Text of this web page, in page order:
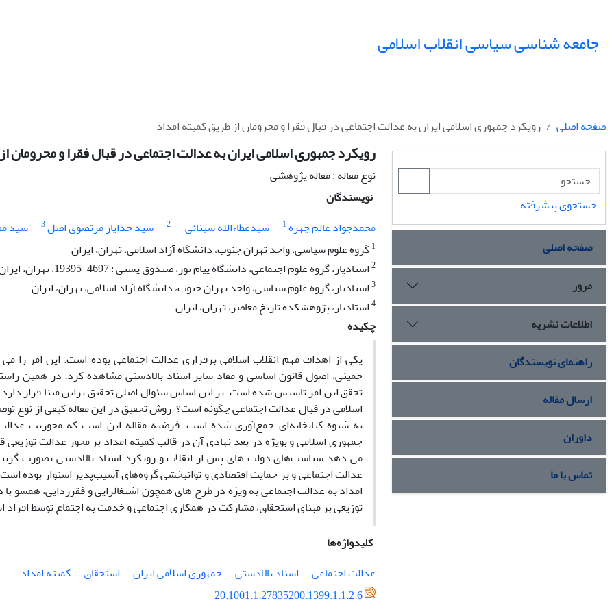
جامعه شناسی سیاسی انقلاب اسلامی
صفحه اصلی رویکرد جمهوری اسلامی ایران به عدالت اجتماعی در قبال فقرا و محرومان از طریق کمیته امداد
رویکرد جمهوری اسلامی ایران به عدالت اجتماعی در قبال فقرا و محرومان
نوع مقاله : مقاله پژوهشی
نویسندگان
محمدجواد عالم چهره1 سیدعطاءالله سینائی 2 سید خدایار مرتضوی اصل3 سید
1گروه علوم سیاسی، واحد تهران جنوب، دانشگاه آزاد اسلامی، تهران، ایران
2استادیار، گروه علوم اجتماعی، دانشگاه پیام نور، صندوق پستی : 4697-19395، تهران، ایران
3استادیار، گروه علوم سیاسی، واحد تهران جنوب، دانشگاه آزاد اسلامی، تهران، ایران
4استادیار، پژوهشکده تاریخ معاصر، تهران، ایران
چکیده
یکی از اهداف مهم انقلاب اسلامی برقراری عدالت اجتماعی بوده است. این امر را
خمینی، اصول قانون اساسی و مفاد سایر اسناد بالادستی مشاهده کرد. در همین
تحقق این امر تاسیس شده است. بر این اساس سئوال اصلی تحقیق براین مبنا قرار
اسلامی در قبال عدالت اجتماعی چگونه است؟ روش تحقیق در این مقاله کیفی از نوع
به شیوه کتابخانه‌ای جمع‌آوری شده است. فرضیه مقاله این است که محوریت
جمهوری اسلامی و بویژه در بعد نهادی آن در قالب کمیته امداد بر محور عدالت توزیعی
می دهد سیاست‌های دولت های پس از انقلاب و رویکرد اسناد بالادستی بصورت
عدالت اجتماعی و بر حمایت اقتصادی و توانبخشی گروه‌های آسیب‌پذیر استوار بوده است
امداد به عدالت اجتماعی به ویژه در طرح های همچون اشتغالزایی و فقرزدایی، همسو با
توزیعی بر مبنای استحقاق، مشارکت در همکاری اجتماعی و خدمت به اجتماع توسط
کلیدواژه‌ها
عدالت اجتماعی
اسناد بالادستی جمهوری اسلامی ایران استحقاق
کمیته امداد
20.1001.1.27835200.1399.1.1.2.6
جستجوی پیشرفته
صفحه اصلی
مرور
اطلاعات نشریه
راهنمای نویسندگان
ارسال مقاله
داوران
تماس با ما